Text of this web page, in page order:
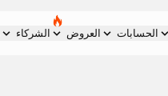
الحسابات العروض الشركاء